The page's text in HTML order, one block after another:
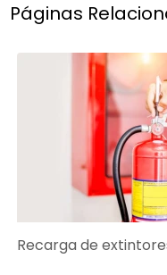
Páginas
Recarga de